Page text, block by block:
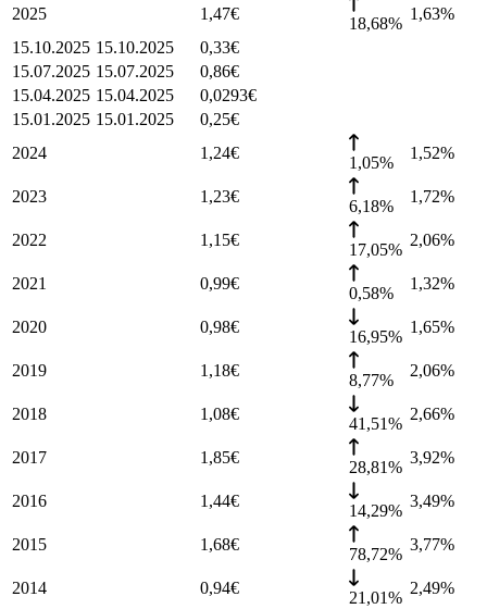
2025 1,47€
18,68%
1,63%
15.10.2025 15.10.2025 0,33€
15.07.2025 15.07.2025 0,86€
15.04.2025 15.04.2025 0,0293€
15.01.2025 15.01.2025 0,25€
2024
1,24€
1,05%
1,52%
2023 1,23€
6,18%
1,72%
2022 1,15€
17,05%
2,06%
2021 0,99€
0,58%
1,32%
2020 0,98€
16,95%
1,65%
2019 1,18€
8,77%
2,06%
2018 1,08€
41,51%
2,66%
2017 1,85€
28,81%
3,92%
2016 1,44€
14,29%
3,49%
2015 1,68€
78,72%
3,77%
2014 0,94€
21,01%
2,49%